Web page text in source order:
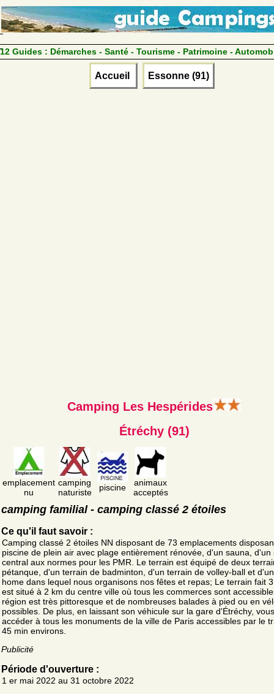
12 Guides : Démarches - Santé - Tourisme - Patrimoine -
Accueil Essonne (91)
Camping Les Hespérides
Étréchy (91)
emplacement
nu
camping
naturiste
piscine
animaux
acceptés
camping familial - camping classé 2 étoiles
Ce qu'il faut savoir :
Camping classé 2 étoiles NN disposant de 73 emplacements
piscine de plein air avec plage entièrement rénovée, d'un sauna, d'un
central aux normes pour les PMR. Le terrain est équipé de deux
pétanque, d'un terrain de badminton, d'un terrain de volley-ball et
home dans lequel nous organisons nos fêtes et repas; Le terrain fait
est situé à 2 km du centre ville où tous les commerces sont
région est très pittoresque et de nombreuses balades à pied ou en
possibles. De plus, en laissant son véhicule sur la gare d'Étréchy,
accéder à tous les monuments de la ville de Paris accessibles par le
45 min environs.
Publicité
Période d'ouverture :
1 er mai 2022 au 31 octobre 2022